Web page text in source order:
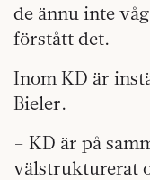
de ännu inte
förstått det.
Inom KD är
Bieler.
– KD är på
välstrukturerat